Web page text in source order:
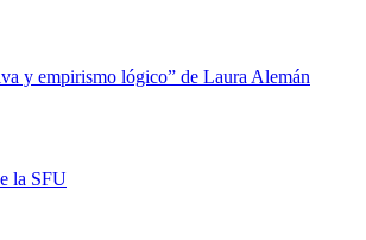
y empirismo lógico” de Laura Alemán
la SFU